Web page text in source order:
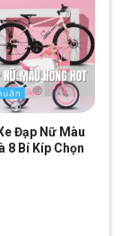
hợp cùng phuộc
lái êm ái trong
Đạp Nữ Màu
8 Bí Kíp Chọn